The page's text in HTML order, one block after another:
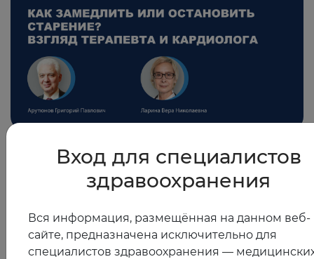
Как замедлить или остановить старение? Взгляд
терапевта и кардиолога
Показать все
Вход для специалистов
здравоохранения
Вся информация, размещённая на данном веб-
сайте, предназначена исключительно для
специалистов здравоохранения —